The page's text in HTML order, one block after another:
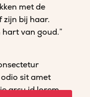
met de
zijn bij haar.
van goud.”
sit amet
arcu id lorem